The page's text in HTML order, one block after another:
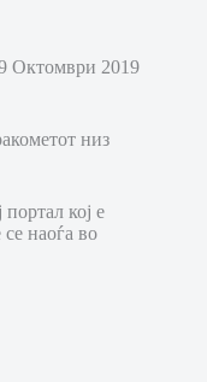
Октомври 2019
низ
кој е
наоѓа во